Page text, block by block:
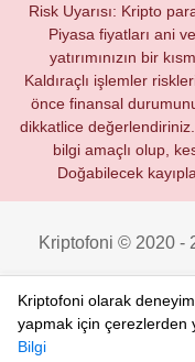
Risk Uyarısı: Kripto
Piyasa fiyatları ani
yatırımınızın bir
Kaldıraçlı işlemler
önce finansal
dikkatlice
bilgi amaçlı olup,
Doğabilecek
Kriptofoni © 2020 -
Kriptofoni olarak
yapmak için çerezlerden
Bilgi